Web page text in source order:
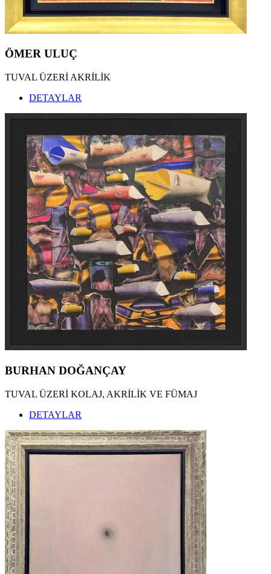
ÖMER ULUÇ
TUVAL ÜZERİ AKRİLİK
DETAYLAR
BURHAN DOĞANÇAY
TUVAL ÜZERİ KOLAJ, AKRİLİK VE FÜMAJ
DETAYLAR